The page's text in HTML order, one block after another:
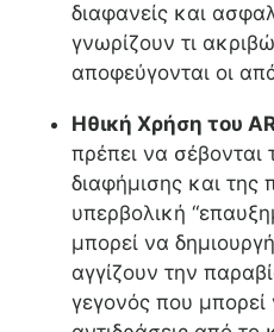
διαφανείς και
γνωρίζουν τι
αποφεύγονται οι
Ηθική Χρήση του
πρέπει να σέβονται
διαφήμισης και της
υπερβολική
μπορεί να
αγγίζουν την
γεγονός που μπορεί